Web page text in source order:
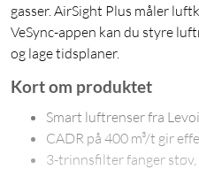
gasser. AirSight Plus måler
VeSync-appen kan du styre
og lage tidsplaner.
Kort om produktet
Smart luftrenser fra
CADR på 400 m³/t gir
3-trinnsfilter fanger